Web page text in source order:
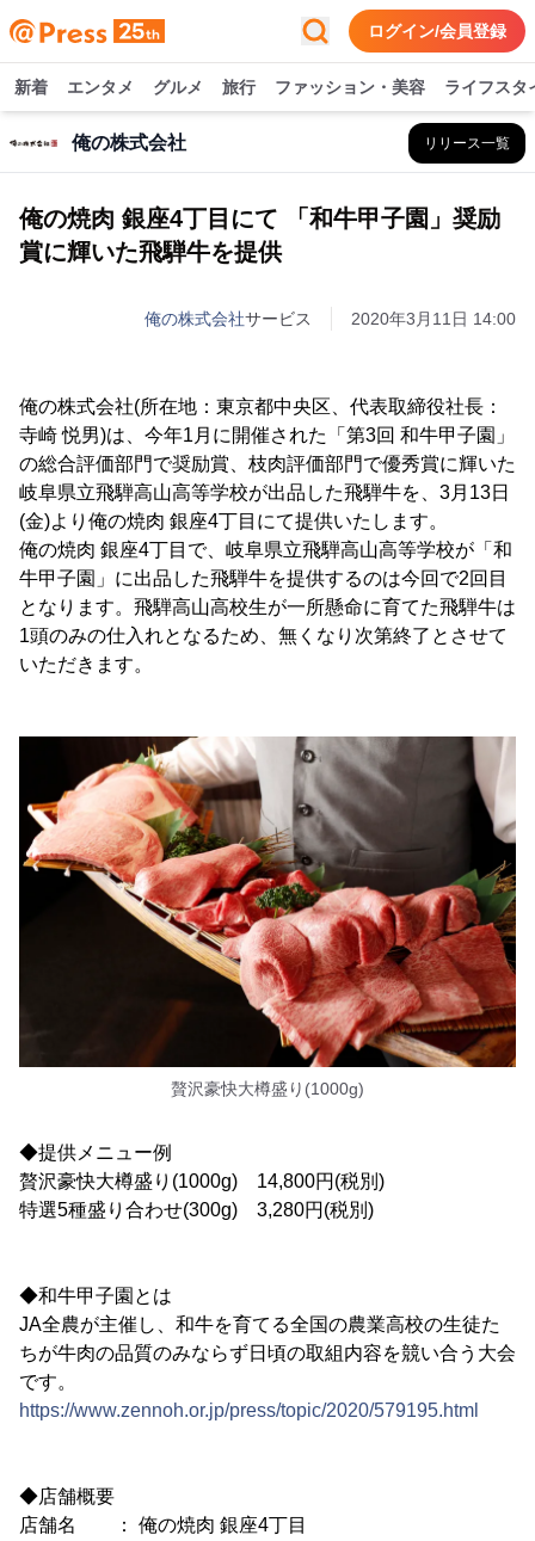
ログイン/会員登録
新着 エンタメ グルメ 旅行 ファッション・美容 ライフスタ
俺の株式会社 リリース一覧
俺の焼肉 銀座4丁目にて 「和牛甲子園」奨励
賞に輝いた飛騨牛を提供
俺の株式会社サービス 2020年3月11日 14:00
俺の株式会社(所在地：東京都中央区、代表取締役社長：
寺崎 悦男)は、今年1月に開催された「第3回 和牛甲子園」
の総合評価部門で奨励賞、枝肉評価部門で優秀賞に輝いた
岐阜県立飛騨高山高等学校が出品した飛騨牛を、3月13日
(金)より俺の焼肉 銀座4丁目にて提供いたします。
俺の焼肉 銀座4丁目で、岐阜県立飛騨高山高等学校が「和
牛甲子園」に出品した飛騨牛を提供するのは今回で2回目
となります。飛騨高山高校生が一所懸命に育てた飛騨牛は
1頭のみの仕入れとなるため、無くなり次第終了とさせて
いただきます。
贅沢豪快大樽盛り(1000g)
◆提供メニュー例
贅沢豪快大樽盛り(1000g) 14,800円(税別)
特選5種盛り合わせ(300g) 3,280円(税別)
◆和牛甲子園とは
JA全農が主催し、和牛を育てる全国の農業高校の生徒た
ちが牛肉の品質のみならず日頃の取組内容を競い合う大会
です。
https://www.zennoh.or.jp/press/topic/2020/579195.html
◆店舗概要
店舗名 ： 俺の焼肉 銀座4丁目